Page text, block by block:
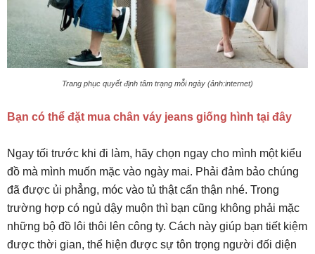
Trang phục quyết định tâm trạng mỗi ngày (ảnh:internet)
Bạn có thể đặt mua chân váy jeans giống hình tại đây
Ngay tối trước khi đi làm, hãy chọn ngay cho mình một kiểu
đồ mà mình muốn mặc vào ngày mai. Phải đảm bảo chúng
đã được ủi phẳng, móc vào tủ thật cẩn thận nhé. Trong
trường hợp có ngủ dậy muộn thì bạn cũng không phải mặc
những bộ đồ lôi thôi lên công ty. Cách này giúp bạn tiết kiệm
được thời gian, thể hiện được sự tôn trọng người đối diện